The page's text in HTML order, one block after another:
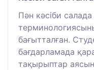
Пән кәсіби
бағытталған.
бағдарламада
тақырыптар